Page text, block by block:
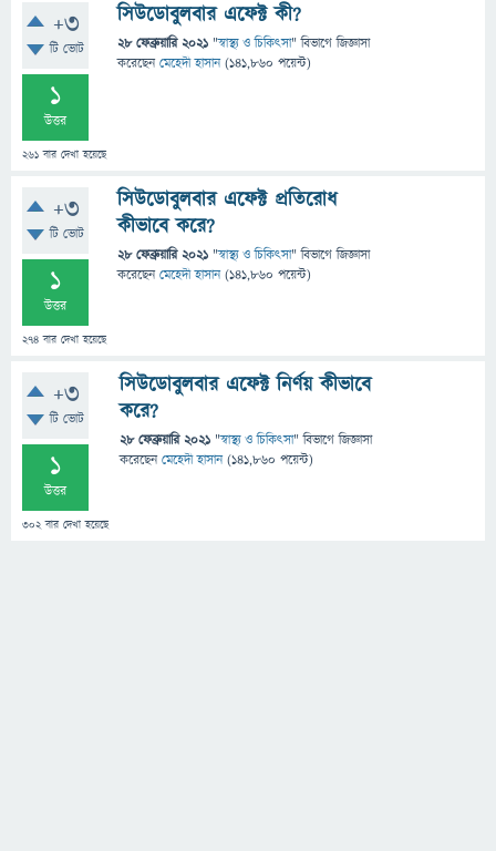
+3
টি ভোট
1
উত্তর
261 বার দেখা হয়েছে
সিউডোবুলবার এফেক্ট কী?
28 ফেব্রুয়ারি 2021 "স্বাস্থ্য ও চিকিৎসা" বিভাগে জিজ্ঞাসা
করেছেনমেহেদী হাসান (141,860 পয়েন্ট)
+3
টি ভোট
1
উত্তর
274 বার দেখা হয়েছে
সিউডোবুলবার এফেক্ট প্রতিরোধ
কীভাবে করে?
28 ফেব্রুয়ারি 2021 "স্বাস্থ্য ও চিকিৎসা" বিভাগে জিজ্ঞাসা
করেছেনমেহেদী হাসান (141,860 পয়েন্ট)
+3
টি ভোট
1
উত্তর
302বার দেখা হয়েছে
সিউডোবুলবার এফেক্ট নির্ণয় কীভাবে
করে?
28 ফেব্রুয়ারি 2021 "স্বাস্থ্য ও চিকিৎসা" বিভাগে জিজ্ঞাসা
করেছেনমেহেদী হাসান (141,860 পয়েন্ট)